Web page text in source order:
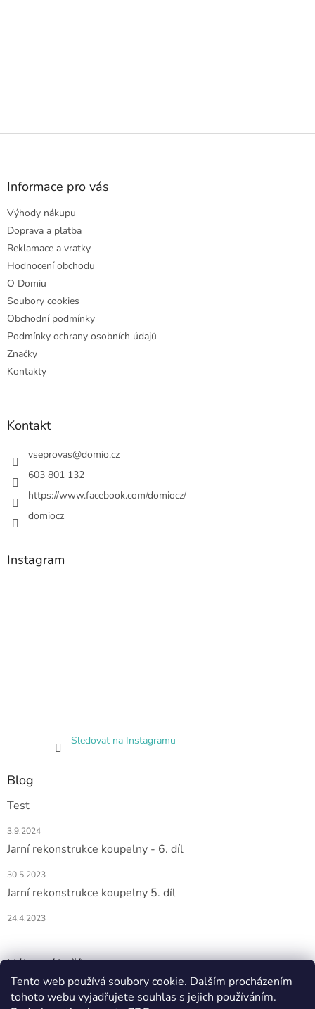
Tento web používá soubory cookie. Dalším procházením
tohoto webu vyjadřujete souhlas s jejich používáním.
Z
Informace pro vás
Výhody nákupu
Doprava a platba
Reklamace a vratky
Hodnocení obchodu
O Domiu
Soubory cookies
Obchodní podmínky
Podmínky ochrany osobních údajů
Značky
Kontakty
Kontakt
vseprovas@domio.cz
603 801 132
https://www.facebook.com/domiocz/
domiocz
Instagram
Sledovat na Instagramu
Blog
Test
3.9.2024
Jarní rekonstrukce koupelny - 6. díl
30.5.2023
Jarní rekonstrukce koupelny 5. díl
24.4.2023
Nákupní košík
0KS /0 KČ